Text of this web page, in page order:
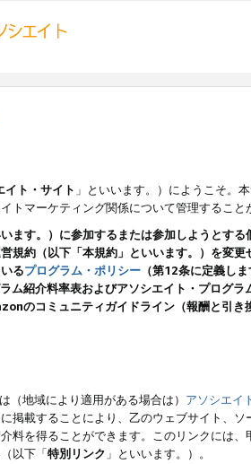
イト・サイト 」といいます。）にようこそ。
トマーケティング関係について管理すること
す。）に参加するまたは参加しようとす
約（以下「本規約」といいます。）を変更
るプログラム・ポリシー （第12条に定義し
ム紹介料率表およびアソシエイト・プログ
のコミュニティガイドライン（報酬と引き
（地域により適用がある場合は） アソシエイ
掲載することにより、乙のウェブサイト、
料を得ることができます。このリンクには、
以下「特別リンク 」といいます。）。